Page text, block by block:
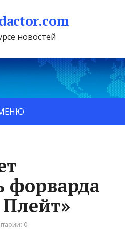
новостей
форварда
0